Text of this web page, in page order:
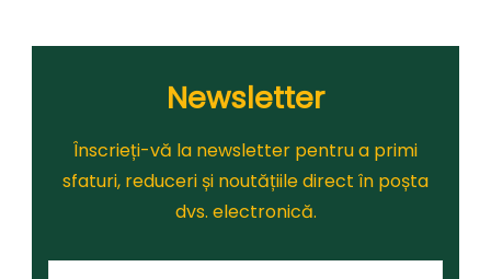
Newsletter
Înscrieți-vă la newsletter pentru a primi
sfaturi, reduceri și noutățiile direct în poșta
dvs. electronică.